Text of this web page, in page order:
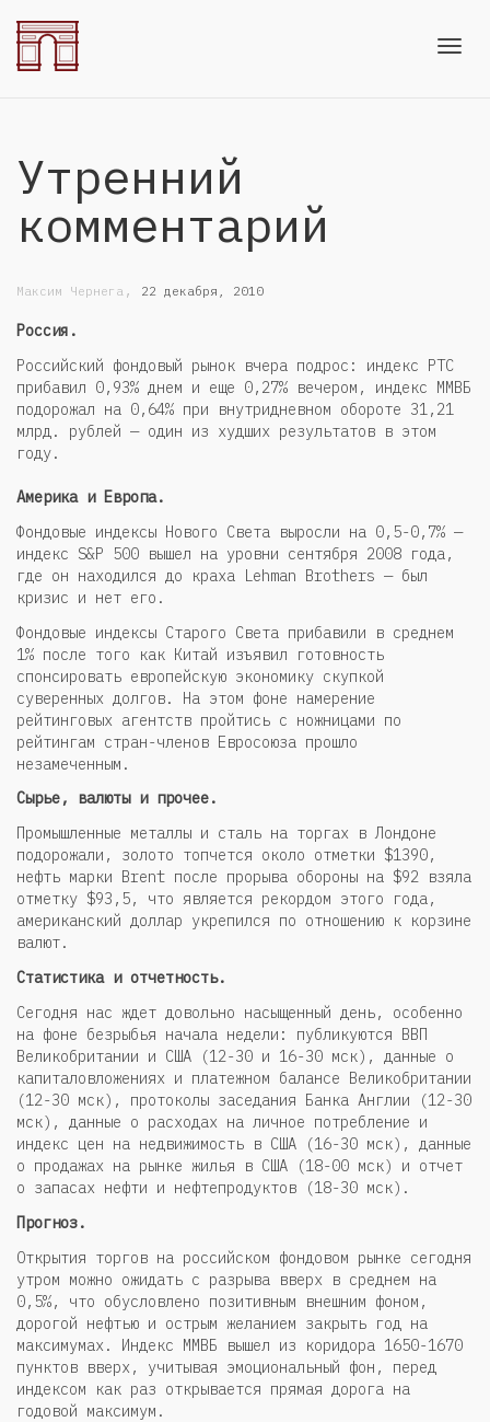
Утренний
комментарий
Максим Чернега , 22 декабря, 2010
Россия.
Российский фондовый рынок вчера подрос: индекс РТС
прибавил 0,93% днем и еще 0,27% вечером, индекс ММВБ
подорожал на 0,64% при внутридневном обороте 31,21
млрд. рублей — один из худших результатов в этом
году.
Америка и Европа.
Фондовые индексы Нового Света выросли на 0,5-0,7% —
индекс S&P 500 вышел на уровни сентября 2008 года,
где он находился до краха Lehman Brothers — был
кризис и нет его.
Фондовые индексы Старого Света прибавили в среднем
1% после того как Китай изъявил готовность
спонсировать европейскую экономику скупкой
суверенных долгов. На этом фоне намерение
рейтинговых агентств пройтись с ножницами по
рейтингам стран-членов Евросоюза прошло
незамеченным.
Сырье, валюты и прочее.
Промышленные металлы и сталь на торгах в Лондоне
подорожали, золото топчется около отметки $1390,
нефть марки Brent после прорыва обороны на $92 взяла
отметку $93,5, что является рекордом этого года,
американский доллар укрепился по отношению к корзине
валют.
Статистика и отчетность.
Сегодня нас ждет довольно насыщенный день, особенно
на фоне безрыбья начала недели: публикуются ВВП
Великобритании и США (12-30 и 16-30 мск), данные о
капиталовложениях и платежном балансе Великобритании
(12-30 мск), протоколы заседания Банка Англии (12-30
мск), данные о расходах на личное потребление и
индекс цен на недвижимость в США (16-30 мск), данные
о продажах на рынке жилья в США (18-00 мск) и отчет
о запасах нефти и нефтепродуктов (18-30 мск).
Прогноз.
Открытия торгов на российском фондовом рынке сегодня
утром можно ожидать с разрыва вверх в среднем на
0,5%, что обусловлено позитивным внешним фоном,
дорогой нефтью и острым желанием закрыть год на
максимумах. Индекс ММВБ вышел из коридора 1650-1670
пунктов вверх, учитывая эмоциональный фон, перед
индексом как раз открывается прямая дорога на
годовой максимум.